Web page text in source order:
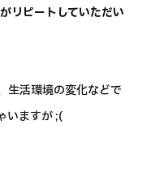
リピートしていただい
生活環境の変化などで
いますが ;(